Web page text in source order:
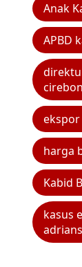
Anak
APBD
cirebon
harga
Kabid
kasus